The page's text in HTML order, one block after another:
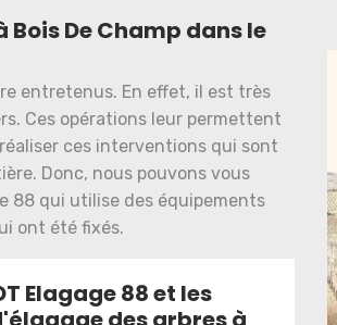
De Champ dans le
entretenus. En effet, il est très
Ces opérations leur permettent
ces interventions qui sont
Donc, nous pouvons vous
88 qui utilise des équipements
ont été fixés.
Elagage 88 et les